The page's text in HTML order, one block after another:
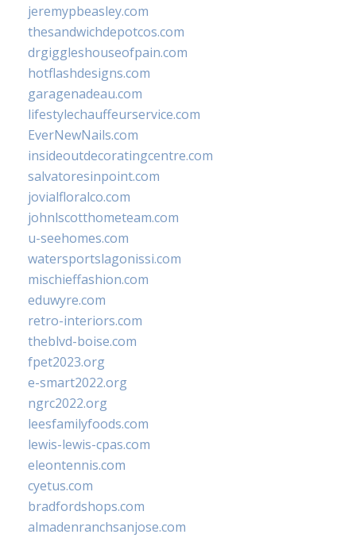
jeremypbeasley.com
thesandwichdepotcos.com
drgiggleshouseofpain.com
hotflashdesigns.com
garagenadeau.com
lifestylechauffeurservice.com
EverNewNails.com
insideoutdecoratingcentre.com
salvatoresinpoint.com
jovialfloralco.com
johnlscotthometeam.com
u-seehomes.com
watersportslagonissi.com
mischieffashion.com
eduwyre.com
retro-interiors.com
theblvd-boise.com
fpet2023.org
e-smart2022.org
ngrc2022.org
leesfamilyfoods.com
lewis-lewis-cpas.com
eleontennis.com
cyetus.com
bradfordshops.com
almadenranchsanjose.com